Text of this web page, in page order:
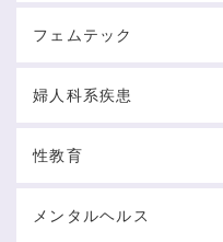
フェムテック
婦人科系疾患
性教育
メンタルヘルス